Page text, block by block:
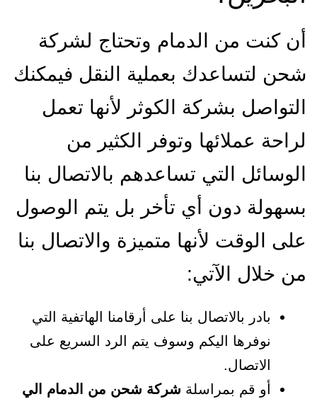
أن كنت من الدمام وتحتاج لشركة
شحن لتساعدك بعملية النقل فيمكنك
التواصل بشركة الكوثر لأنها تعمل
لراحة عملائها وتوفر الكثير من
الوسائل التي تساعدهم بالاتصال بنا
بسهولة دون أي تأخر بل يتم الوصول
على الوقت لأنها متميزة والاتصال بنا
من خلال الآتي:
بادر بالاتصال بنا على أرقامنا الهاتفية التي
نوفرها اليكم وسوف يتم الرد السريع على
الاتصال.
أو قم بمراسلة شركة شحن من الدمام الي